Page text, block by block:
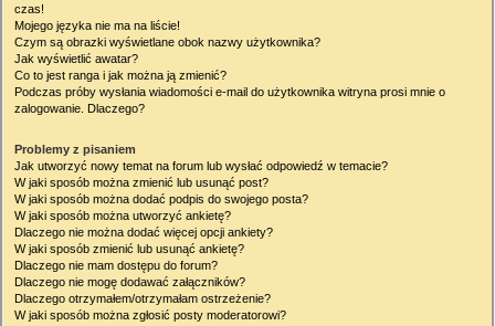
czas!
Mojego języka nie ma na liście!
Czym są obrazki wyświetlane obok nazwy użytkownika?
Jak wyświetlić awatar?
Co to jest ranga i jak można ją zmienić?
Podczas próby wysłania wiadomości e-mail do użytkownika witryna prosi mnie o
zalogowanie. Dlaczego?
Problemy z pisaniem
Jak utworzyć nowy temat na forum lub wysłać odpowiedź w temacie?
W jaki sposób można zmienić lub usunąć post?
W jaki sposób można dodać podpis do swojego posta?
W jaki sposób można utworzyć ankietę?
Dlaczego nie można dodać więcej opcji ankiety?
W jaki sposób zmienić lub usunąć ankietę?
Dlaczego nie mam dostępu do forum?
Dlaczego nie mogę dodawać załączników?
Dlaczego otrzymałem/otrzymałam ostrzeżenie?
W jaki sposób można zgłosić posty moderatorowi?